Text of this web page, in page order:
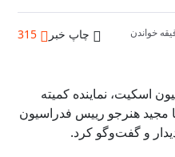
چاپ خبر 315
اسکیت،نماینده کمیته
هنرجو رییس فدراسیون
و گفت‌وگو کرد.